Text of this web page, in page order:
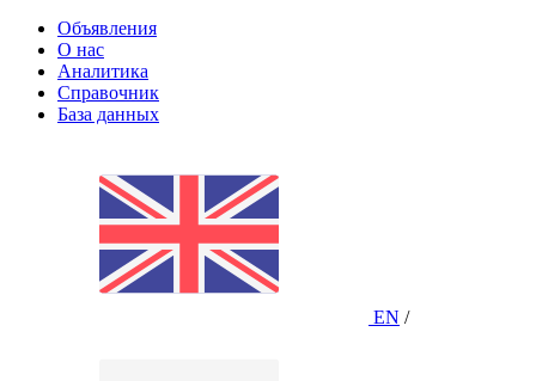
Объявления
О нас
Аналитика
Справочник
База данных
EN /